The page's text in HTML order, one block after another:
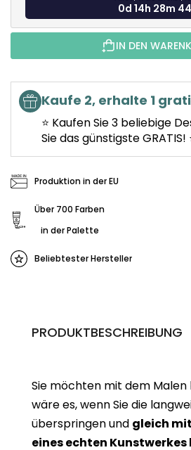
0d 14h 28m
IN DEN
Kaufe 2, erhalte 1
⭐ Kaufen Sie 3 beliebige
Sie das günstigste GRATIS!
Produktion in der EU
Über 700 Farben
in der Palette
Beliebtester Hersteller
PRODUKTBESCHREIBUNG
Sie möchten mit dem Malen
wäre es, wenn Sie die
überspringen und gleich
eines echten Kunstwerkes